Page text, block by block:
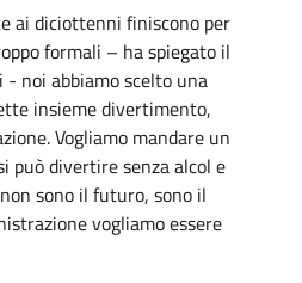
ai diciottenni finiscono per
formali – ha spiegato il
- noi abbiamo scelto una
insieme divertimento,
Vogliamo mandare un
può divertire senza alcol e
sono il futuro, sono il
vogliamo essere